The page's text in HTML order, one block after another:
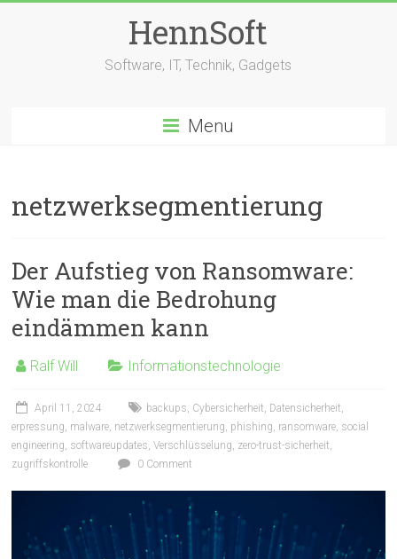
HennSoft
Software, IT, Technik, Gadgets
Menu
netzwerksegmentierung
Der Aufstieg von Ransomware:
Wie man die Bedrohung
eindämmen kann
Ralf Will Informationstechnologie
April 11, 2024 backups, Cybersicherheit, Datensicherheit,
erpressung, malware, netzwerksegmentierung, phishing, ransomware, social
engineering, softwareupdates,Verschlüsselung, zero-trust-sicherheit,
zugriffskontrolle
0 Comment